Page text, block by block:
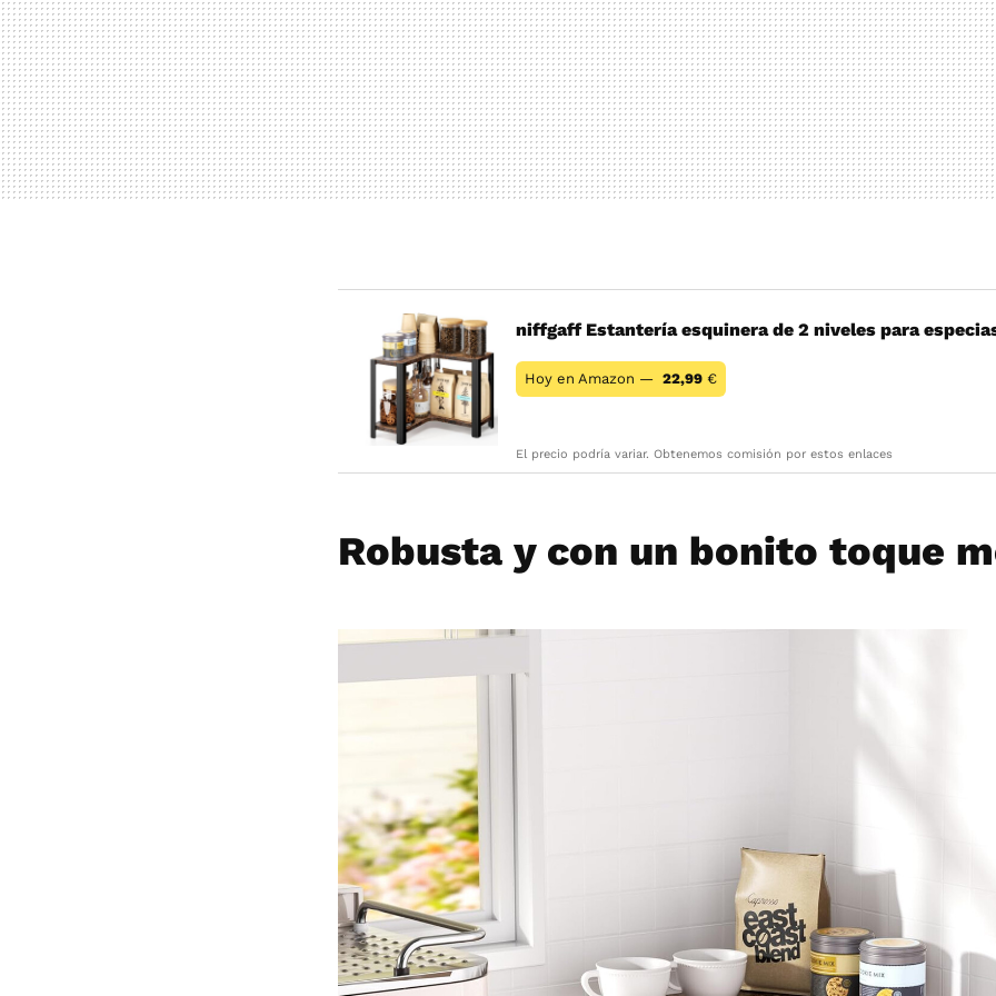
niffgaff Estantería esquinera de 2 niveles para
Hoy en Amazon — 22,99 €
El precio podría variar. Obtenemos comisión por estos enlaces
Robusta y con un bonito toque